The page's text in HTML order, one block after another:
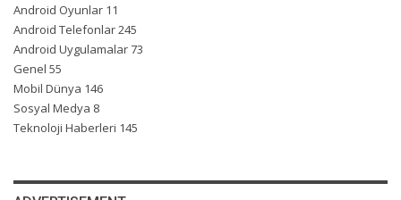
Android Oyunlar 11
Android Telefonlar245
Android Uygulamalar73
Genel 55
Mobil Dünya 146
Sosyal Medya 8
Teknoloji Haberleri 145